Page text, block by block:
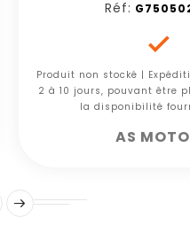
Réf:

Produit non stocké |
2 à 10 jours, pouvant être
la disponibilité
AS